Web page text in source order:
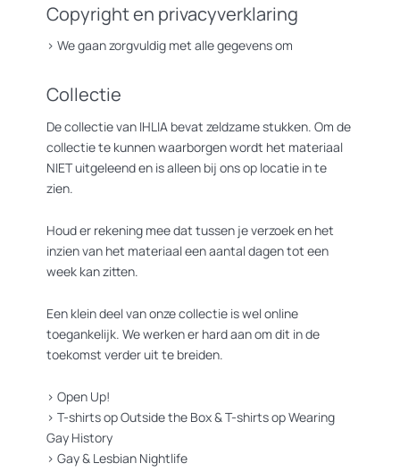
Copyright en privacyverklaring
> We gaan zorgvuldig met alle gegevens om
Collectie
De collectie van IHLIA bevat zeldzame stukken. Om de
collectie te kunnen waarborgen wordt het materiaal
NIET uitgeleend en is alleen bij ons op locatie in te
zien.
Houd er rekening mee dat tussen je verzoek en het
inzien van het materiaal een aantal dagen tot een
week kan zitten.
Een klein deel van onze collectie is wel online
toegankelijk. We werken er hard aan om dit in de
toekomst verder uit te breiden.
> Open Up!
> T-shirts op Outside the Box&T-shirts op Wearing
Gay History
> Gay & Lesbian Nightlife